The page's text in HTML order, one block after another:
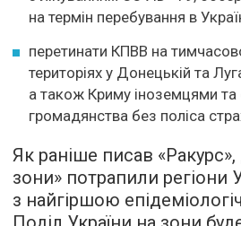
на термін перебування в
перетинати КПВВ на
територіях у Донецькій та
а також Криму іноземцями
громадянства без поліса
Як раніше писав
зони» потрапили регіони
з найгіршою